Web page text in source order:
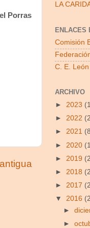
Porras
LA
ENLACES
Comisión
C. E.
ARCHIVO
► 2023
► 2022
► 2021
► 2020
► 2019
► 2018
► 2017
▼ 2016
►
►